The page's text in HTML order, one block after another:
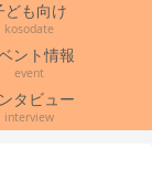
ども向け
kosodate
ント情報
event
タビュー
interview